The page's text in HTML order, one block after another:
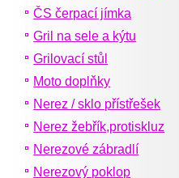
ČS čerpací jímka
Gril na sele a kýtu
Grilovací stůl
Moto doplňky
Nerez / sklo přístřešek
Nerez žebřík,protiskluz
Nerezové zábradlí
Nerezový poklop